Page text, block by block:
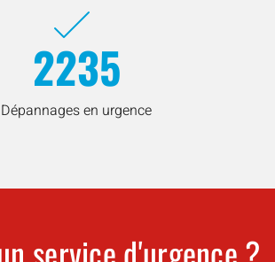
2235
Dépannages en urgence